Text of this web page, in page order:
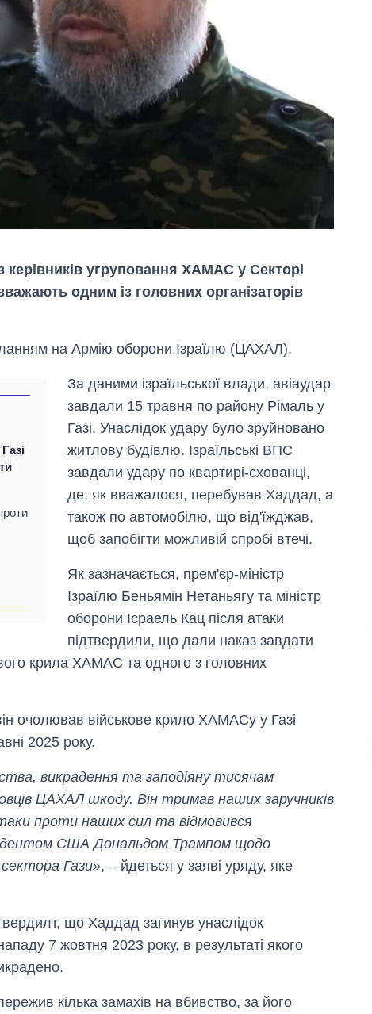
керівників угруповання ХАМАС у Секторі
одним із головних організаторів
на Армію оборони Ізраїлю (ЦАХАЛ).
За даними ізраїльської влади, авіаудар
завдали 15 травня по району Рімаль у
Газі. Унаслідок удару було зруйновано
житлову будівлю. Ізраїльські ВПС
завдали удару по квартирі-схованці,
де, як вважалося, перебував Хаддад, а
також по автомобілю, що від'їжджав,
щоб запобігти можливій спробі втечі.
Як зазначається, прем'єр-міністр
Ізраїлю Беньямін Нетаньягу та міністр
оборони Ісраель Кац після атаки
підтвердили, що дали наказ завдати
крила ХАМАС та одного з головних
очолював військове крило ХАМАСу у Газі
2025 року.
викрадення та заподіяну тисячам
ЦАХАЛ шкоду. Він тримав наших заручників
проти наших сил та відмовився
США Дональдом Трампом щодо
Гази», – йдеться у заяві уряду, яке
що Хаддад загинув унаслідок
7 жовтня 2023 року, в результаті якого
кілька замахів на вбивство, за його
Вісім масованих
ударів по Україні
за літо: Київ та
область стали
рф